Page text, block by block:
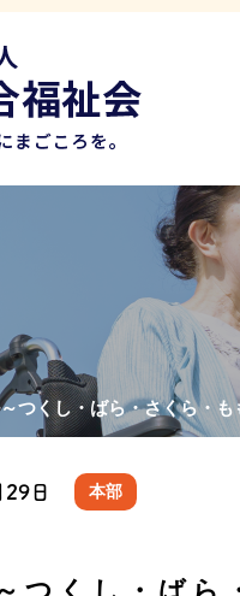
つくし・ばら・さくら・も
日 本部